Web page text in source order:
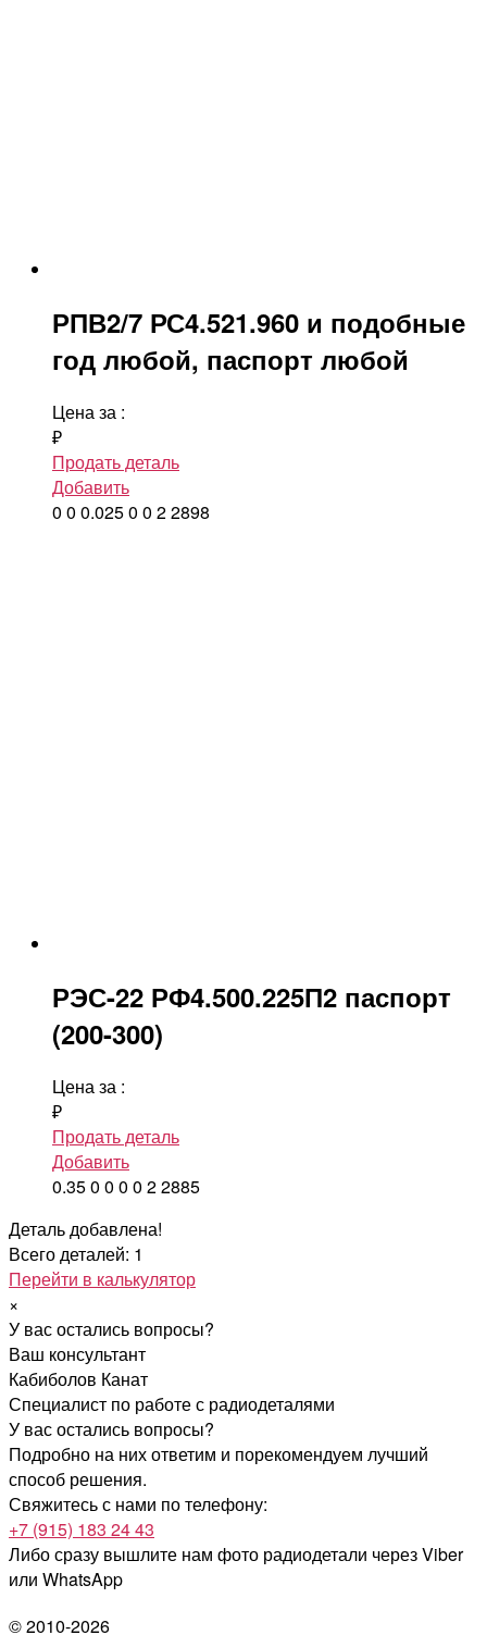
РПВ2/7 РС4.521.960 и подобные
год любой, паспорт любой
Цена за :
₽
Продать деталь
Добавить
0 0 0.0250 0 22898
РЭС-22 РФ4.500.225П2 паспорт
(200-300)
Цена за :
₽
Продать деталь
Добавить
0.350 0 0 0 22885
Деталь добавлена!
Всего деталей: 1
Перейти в калькулятор
×
У вас остались вопросы?
Ваш консультант
Кабиболов Канат
Специалист по работе с радиодеталями
У вас остались вопросы?
Подробно на них ответим и порекомендуем лучший
способ решения.
Свяжитесь с нами по телефону:
+7 (915) 183 24 43
Либо сразу вышлите нам фото радиодетали через Viber
или WhatsApp
© 2010-2026